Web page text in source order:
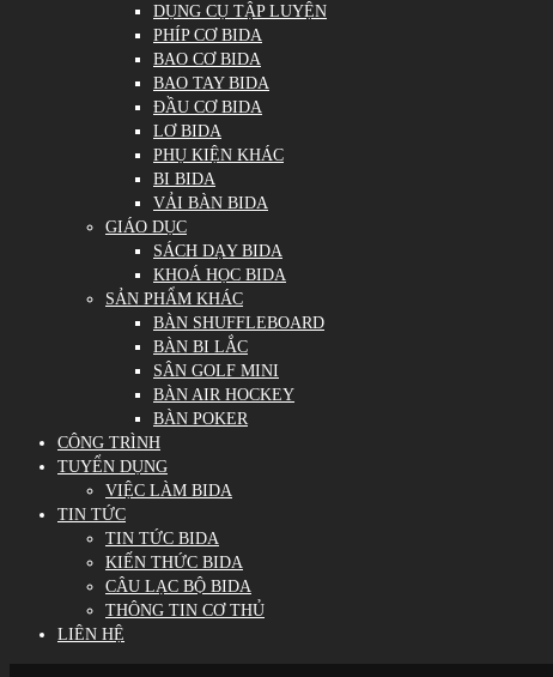
DỤNG CỤ TẬP LUYỆN
PHÍP CƠ BIDA
BAO CƠ BIDA
BAO TAY BIDA
ĐẦU CƠ BIDA
LƠ BIDA
PHỤ KIỆN KHÁC
BI BIDA
VẢI BÀN BIDA
GIÁO DỤC
SÁCH DẠY BIDA
KHOÁ HỌC BIDA
SẢN PHẨM KHÁC
BÀN SHUFFLEBOARD
BÀN BI LẮC
SÂN GOLF MINI
BÀN AIR HOCKEY
BÀN POKER
CÔNG TRÌNH
TUYỂN DỤNG
VIỆC LÀM BIDA
TIN TỨC
TIN TỨC BIDA
KIẾN THỨC BIDA
CÂU LẠC BỘ BIDA
THÔNG TIN CƠ THỦ
LIÊN HỆ